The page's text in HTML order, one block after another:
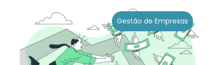
Gestão de Empresas